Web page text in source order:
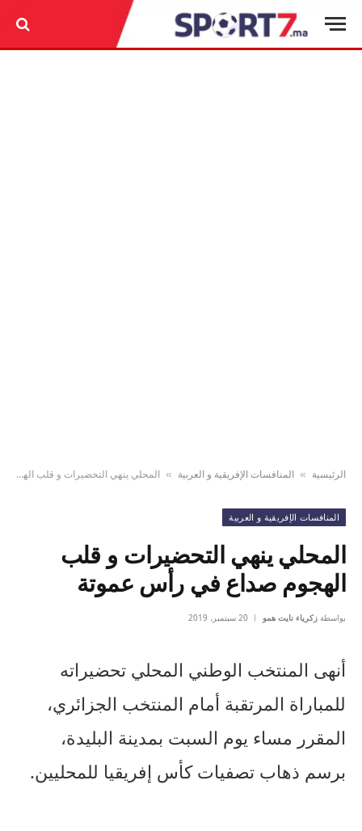
الرئيسية » المنافسات الإفريقية و العربية » المحلي ينهي التحضيرات و قلب الهجوم صداع في رأس عموتة
المنافسات الإفريقية و العربية
المحلي ينهي التحضيرات و قلب
الهجوم صداع في رأس عموتة
بواسطة زكرياء نايت همو 20 سبتمبر، 2019
أنهى المنتخب الوطني المحلي تحضيراته
للمباراة المرتقبة أمام المنتخب الجزائري،
المقرر مساء يوم السبت بمدينة البليدة،
برسم ذهاب تصفيات كأس إفريقيا للمحليين.